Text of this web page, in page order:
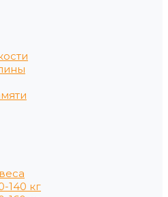
140 кг